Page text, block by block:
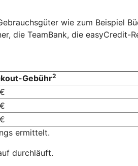
wie zum Beispiel
die TeamBank, die easyCredit-
Gebühr2
ermittelt.
durchläuft.